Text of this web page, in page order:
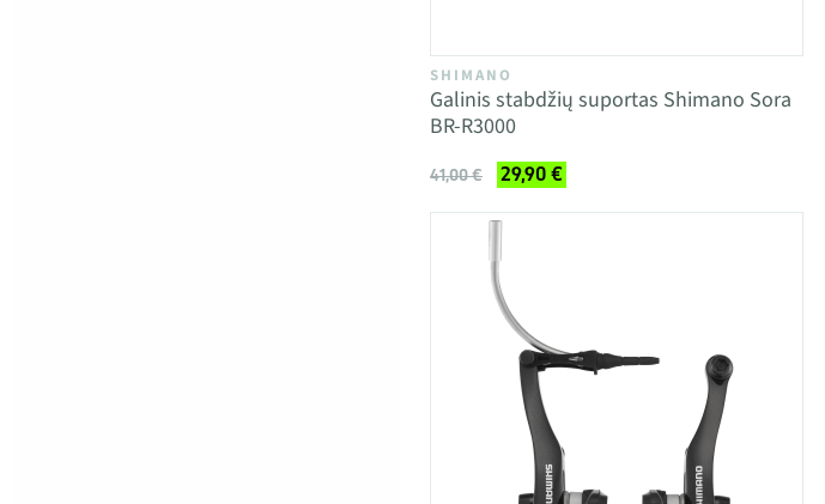
SHIMANO
Galinis stabdžių suportas Shimano Sora
BR-R3000
41,00 € 29,90 €